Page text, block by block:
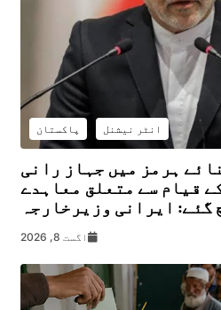
انٹر نیشنل پاکستان
ہرمز میں جہاز رانی
قیام سے متعلق معاہدے
گئے: ایرانی وزیرخارجہ
اگست 8, 2026